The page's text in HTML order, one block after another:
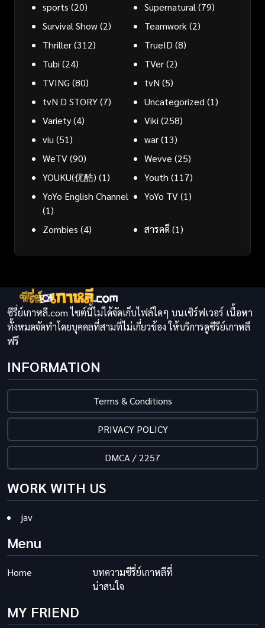
sports (20) Supernatural (79)
Survival Show(2) Teamwork (2)
Thriller(312) TrueID (8)
Tubi (24) TVer(2)
TVING (80) tvN (5)
tvN D STORY(7) Uncategorized (1)
Variety(4) Viki (258)
viu (51) war(13)
WeTV(90) Wevve (25)
YOUKU(优酷) (1) Youth (117)
YoYo English Channel
(1)
YoYo TV(1)
Zombies (4) สารคดี(1)
ซีรี่ย์เกาหลี.com ไซต์นี้ไม่ได้จัดเก็บไฟล์ใดๆ บนเซิร์ฟเวอร์ เนื้อหา
ทั้งหมดจัดทำโดยบุคคลที่สามที่ไม่เกี่ยวข้อง ให้บริการดูซีรีย์เกาหลี
ฟรี
INFORMATION
Terms & Conditions
PRIVACY POLICY
DMCA / 2257
WORK WITH US
jav
Menu
Home
บทความซีรี่ย์เกาหลีที่
น่าสนใจ
MY FRIEND